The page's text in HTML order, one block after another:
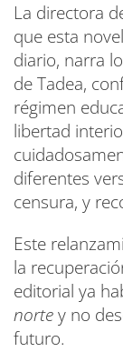
La directora
que esta
diario, narra
de Tadea,
régimen
libertad
diferentes
censura, y
Este
la
editorial ya
nortey no
futuro.